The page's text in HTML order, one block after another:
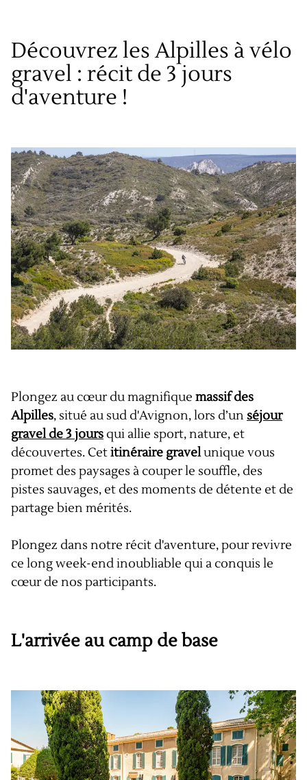
Découvrez les Alpilles à vélo
gravel : récit de 3 jours
d'aventure !
Plongez au cœur du magnifique massif des
Alpilles, situé au sud d'Avignon, lors d’un séjour
gravel de 3 jours qui allie sport, nature, et
découvertes. Cetitinéraire gravelunique vous
promet des paysages à couper le souffle, des
pistes sauvages, et des moments de détente et de
partage bien mérités.
Plongez dans notre récit d'aventure, pour revivre
ce long week-end inoubliable qui a conquis le
cœur de nos participants.
L'arrivée au camp de base